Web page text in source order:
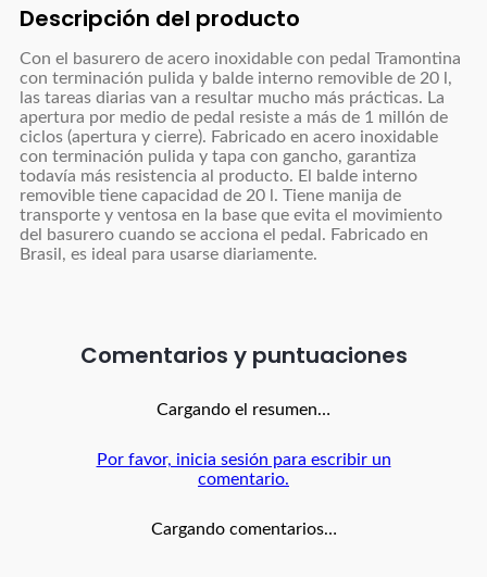
Descripción del producto
Con el basurero de acero inoxidable con pedal Tramontina
con terminación pulida y balde interno removible de 20 l,
las tareas diarias van a resultar mucho más prácticas. La
apertura por medio de pedal resiste a más de 1 millón de
ciclos (apertura y cierre). Fabricado en acero inoxidable
con terminación pulida y tapa con gancho, garantiza
todavía más resistencia al producto. El balde interno
removible tiene capacidad de 20 l. Tiene manija de
transporte y ventosa en la base que evita el movimiento
del basurero cuando se acciona el pedal. Fabricado en
Brasil, es ideal para usarse diariamente.
Comentarios
Cargando el resumen…
Por favor, inicia sesión para escribir un
comentario.
Cargando comentarios…